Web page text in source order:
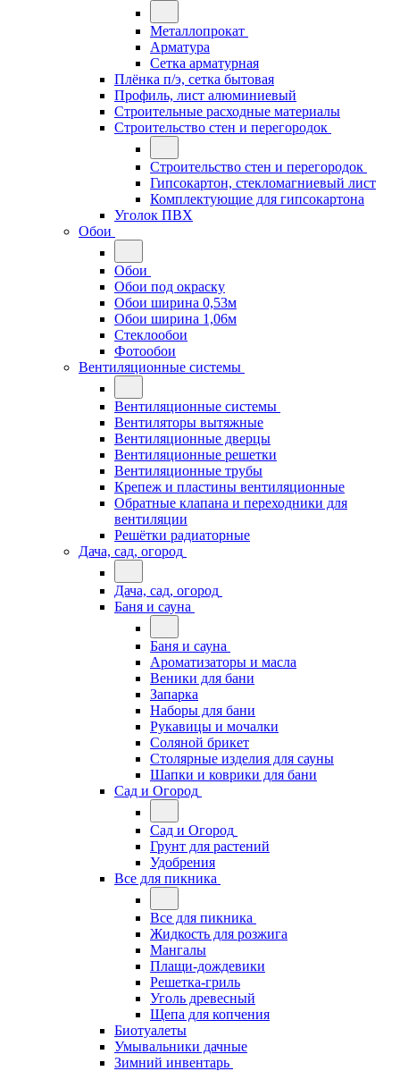
Металлопрокат
Арматура
Сетка арматурная
Плёнка п/э, сетка бытовая
Профиль, лист алюминиевый
Строительные расходные материалы
Строительство стен и перегородок
Строительство стен и перегородок
Гипсокартон, стекломагниевый лист
Комплектующие для гипсокартона
Уголок ПВХ
Обои
Обои
Обои под окраску
Обои ширина 0,53м
Обои ширина 1,06м
Стеклообои
Фотообои
Вентиляционные системы
Вентиляционные системы
Вентиляторы вытяжные
Вентиляционные дверцы
Вентиляционные решетки
Вентиляционные трубы
Крепеж и пластины вентиляционные
Обратные клапана и переходники для
вентиляции
Решётки радиаторные
Дача, сад, огород
Дача, сад, огород
Баня и сауна
Баня и сауна
Ароматизаторы и масла
Веники для бани
Запарка
Наборы для бани
Рукавицы и мочалки
Соляной брикет
Столярные изделия для сауны
Шапки и коврики для бани
Сад и Огород
Сад и Огород
Грунт для растений
Удобрения
Все для пикника
Все для пикника
Жидкость для розжига
Мангалы
Плащи-дождевики
Решетка-гриль
Уголь древесный
Щепа для копчения
Биотуалеты
Умывальники дачные
Зимний инвентарь